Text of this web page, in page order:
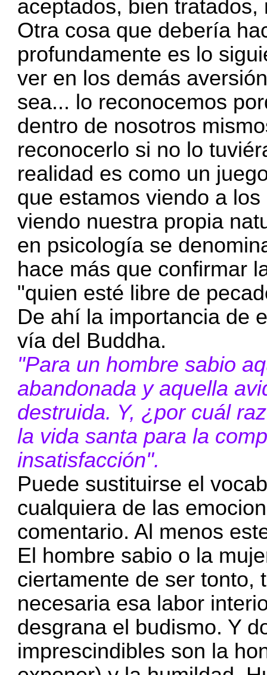
aceptados, bien
Otra cosa que debería
profundamente es lo
ver en los demás
sea... lo reconocemos
dentro de nosotros
reconocerlo si no lo
realidad es como un
que estamos viendo a
viendo nuestra propia
en psicología se
hace más que confirmar
"quien esté libre de
De ahí la importancia de
vía del Buddha.
"Para un hombre sabio
abandonada y aquella
destruida. Y, ¿por cuál
la vida santa para la
insatisfacción".
Puede sustituirse el
cualquiera de las
comentario. Al menos
El hombre sabio o la
ciertamente de ser tonto,
necesaria esa labor
desgrana el budismo. Y
imprescindibles son la